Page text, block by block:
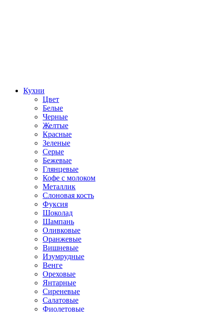
Кухни
Цвет
Белые
Черные
Желтые
Красные
Зеленые
Серые
Бежевые
Глянцевые
Кофе с молоком
Металлик
Слоновая кость
Фуксия
Шоколад
Шампань
Оливковые
Оранжевые
Вишневые
Изумрудные
Венге
Ореховые
Янтарные
Сиреневые
Салатовые
Фиолетовые